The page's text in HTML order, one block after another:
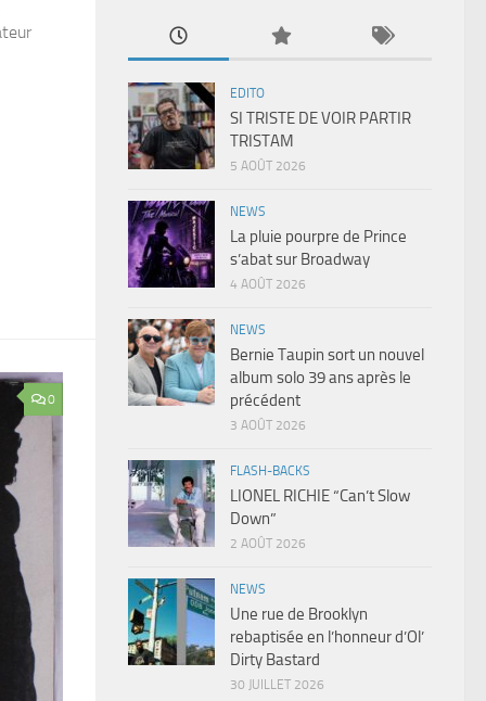
0
EDITO
SI TRISTE DE VOIR PARTIR
TRISTAM
5 AOÛT 2026
NEWS
La pluie pourpre de Prince
s’abat sur Broadway
4 AOÛT 2026
NEWS
Bernie Taupin sort un nouvel
album solo 39 ans après le
précédent
3 AOÛT 2026
FLASH-BACKS
LIONEL RICHIE “Can’t Slow
Down”
2 AOÛT 2026
NEWS
Une rue de Brooklyn
rebaptisée en l’honneur d’Ol’
Dirty Bastard
30 JUILLET 2026